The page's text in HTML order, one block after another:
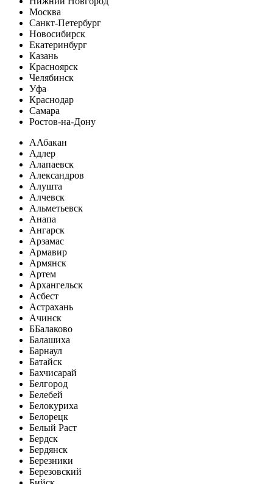
Москва
Санкт-Петербург
Новосибирск
Екатеринбург
Казань
Красноярск
Челябинск
Уфа
Краснодар
Самара
Ростов-на-Дону
ААбакан
Адлер
Алапаевск
Александров
Алушта
Алчевск
Альметьевск
Анапа
Ангарск
Арзамас
Армавир
Армянск
Артем
Архангельск
Асбест
Астрахань
Ачинск
ББалаково
Балашиха
Барнаул
Батайск
Бахчисарай
Белгород
Белебей
Белокуриха
Белорецк
Белый Раст
Бердск
Бердянск
Березники
Березовский